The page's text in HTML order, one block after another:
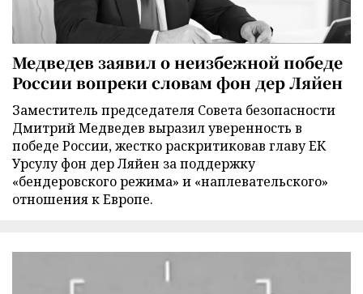
Медведев заявил о неизбежной победе
России вопреки словам фон дер Ляйен
Заместитель председателя Совета безопасности
Дмитрий Медведев выразил уверенность в
победе России, жестко раскритиковав главу ЕК
Урсулу фон дер Ляйен за поддержку
«бендеровского режима» и «наплевательского»
отношения к Европе.